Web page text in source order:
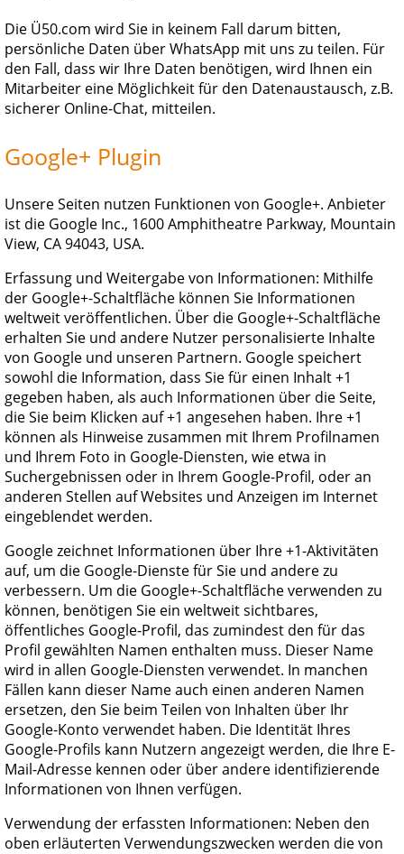
Die Ü50.com wird Sie in keinem Fall darum bitten,
persönliche Daten über WhatsApp mit uns zu teilen. Für
den Fall, dass wir Ihre Daten benötigen, wird Ihnen ein
Mitarbeiter eine Möglichkeit für den Datenaustausch, z.B.
sicherer Online-Chat, mitteilen.
Google+ Plugin
Unsere Seiten nutzen Funktionen von Google+. Anbieter
ist die Google Inc., 1600 Amphitheatre Parkway, Mountain
View, CA 94043, USA.
Erfassung und Weitergabe von Informationen: Mithilfe
der Google+-Schaltfläche können Sie Informationen
weltweit veröffentlichen. Über die Google+-Schaltfläche
erhalten Sie und andere Nutzer personalisierte Inhalte
von Google und unseren Partnern. Google speichert
sowohl die Information, dass Sie für einen Inhalt +1
gegeben haben, als auch Informationen über die Seite,
die Sie beim Klicken auf +1 angesehen haben. Ihre +1
können als Hinweise zusammen mit Ihrem Profilnamen
und Ihrem Foto in Google-Diensten, wie etwa in
Suchergebnissen oder in Ihrem Google-Profil, oder an
anderen Stellen auf Websites und Anzeigen im Internet
eingeblendet werden.
Google zeichnet Informationen über Ihre +1-Aktivitäten
auf, um die Google-Dienste für Sie und andere zu
verbessern. Um die Google+-Schaltfläche verwenden zu
können, benötigen Sie ein weltweit sichtbares,
öffentliches Google-Profil, das zumindest den für das
Profil gewählten Namen enthalten muss. Dieser Name
wird in allen Google-Diensten verwendet. In manchen
Fällen kann dieser Name auch einen anderen Namen
ersetzen, den Sie beim Teilen von Inhalten über Ihr
Google-Konto verwendet haben. Die Identität Ihres
Google-Profils kann Nutzern angezeigt werden, die Ihre E-
Mail-Adresse kennen oder über andere identifizierende
Informationen von Ihnen verfügen.
Verwendung der erfassten Informationen: Neben den
oben erläuterten Verwendungszwecken werden die von